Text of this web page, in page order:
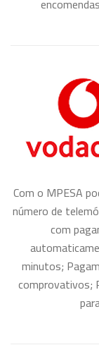
Com o MPESA
número de
com
minutos;
comprovativos;